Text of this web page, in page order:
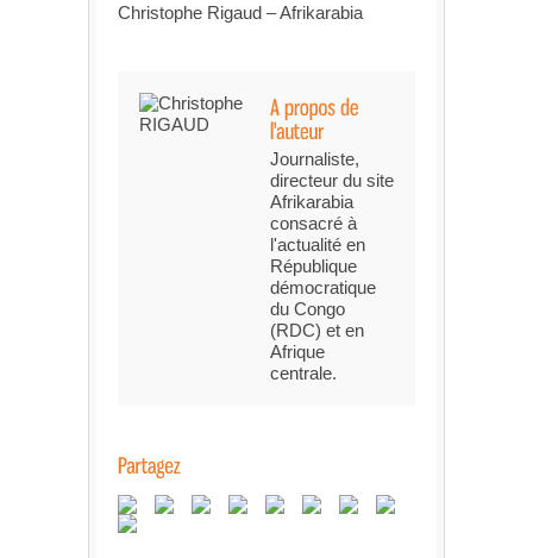
Christophe Rigaud – Afrikarabia
Journaliste,
directeur du site
Afrikarabia
consacré à
l'actualité en
République
démocratique
du Congo
(RDC) et en
Afrique
centrale.